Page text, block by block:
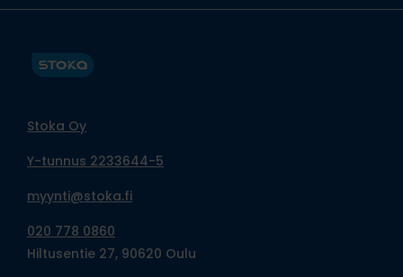
Stoka Oy
Y-tunnus 2233644-5
myynti@stoka.fi
020 778 0860
Hiltusentie 27, 90620 Oulu